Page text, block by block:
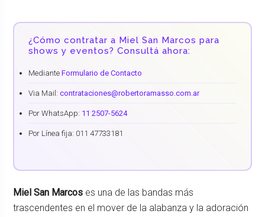
¿Cómo contratar a Miel San Marcos para
shows y eventos? Consultá ahora:
Mediante Formulario de Contacto
Via Mail: contrataciones@robertoramasso.com.ar
Por WhatsApp: 11 2507-5624
Por Línea fija: 011 47733181
Miel San Marcos es una de las bandas más
trascendentes en el mover de la alabanza y la adoración